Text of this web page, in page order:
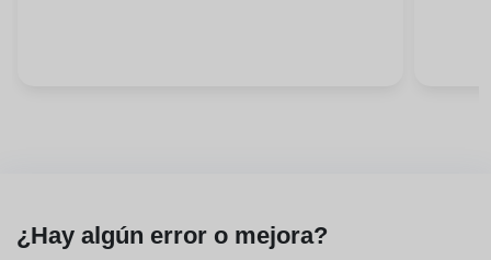
¿Hay algún error o mejora?